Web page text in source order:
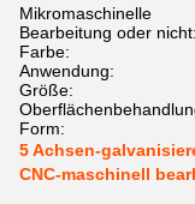
Mikromaschinelle
Bearbeitung oder nicht:
Farbe:
Anwendung:
Größe:
Form:
5 Achsen-
CNC-maschinell